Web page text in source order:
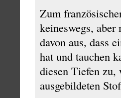
Zum
keineswegs,
davon aus, dass
hat und tauchen
diesen Tiefen zu,
ausgebildeten